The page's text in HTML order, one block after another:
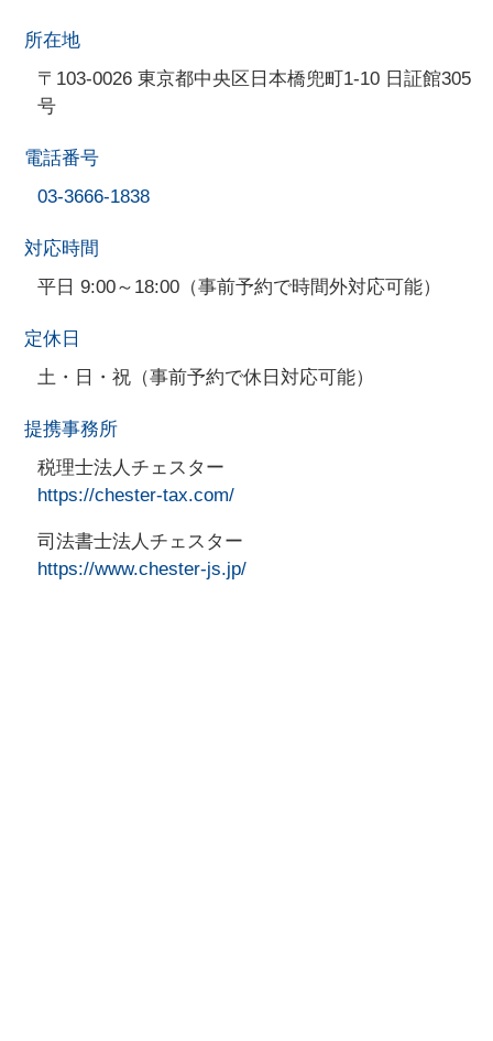
所在地
〒103-0026 東京都中央区日本橋兜町1-10 日証館305
号
電話番号
03-3666-1838
対応時間
平日 9:00～18:00（事前予約で時間外対応可能）
定休日
土・日・祝（事前予約で休日対応可能）
提携事務所
税理士法人チェスター
https://chester-tax.com/
司法書士法人チェスター
https://www.chester-js.jp/